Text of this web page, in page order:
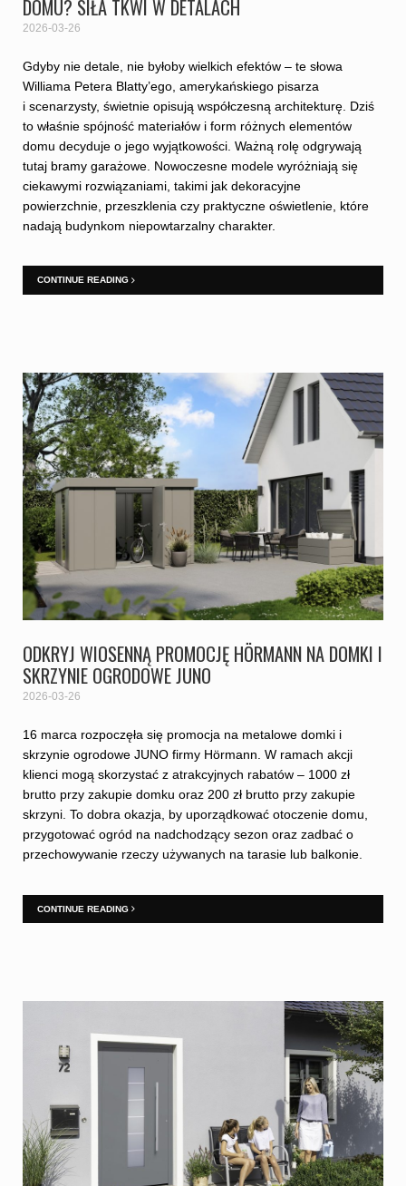
DOMU? SIŁA TKWI W DETALACH
2026-03-26
Gdyby nie detale, nie byłoby wielkich efektów – te słowa
Williama Petera Blatty’ego, amerykańskiego pisarza
i scenarzysty, świetnie opisują współczesną architekturę. Dziś
to właśnie spójność materiałów i form różnych elementów
domu decyduje o jego wyjątkowości. Ważną rolę odgrywają
tutaj bramy garażowe. Nowoczesne modele wyróżniają się
ciekawymi rozwiązaniami, takimi jak dekoracyjne
powierzchnie, przeszklenia czy praktyczne oświetlenie, które
nadają budynkom niepowtarzalny charakter.
CONTINUE READING
ODKRYJ WIOSENNĄ PROMOCJĘ HÖRMANN NA DOMKI I
SKRZYNIE OGRODOWE JUNO
2026-03-26
16 marca rozpoczęła się promocja na metalowe domki i
skrzynie ogrodowe JUNO firmy Hörmann. W ramach akcji
klienci mogą skorzystać z atrakcyjnych rabatów – 1000 zł
brutto przy zakupie domku oraz 200 zł brutto przy zakupie
skrzyni. To dobra okazja, by uporządkować otoczenie domu,
przygotować ogród na nadchodzący sezon oraz zadbać o
przechowywanie rzeczy używanych na tarasie lub balkonie.
CONTINUE READING